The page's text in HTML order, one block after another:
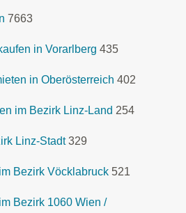
7663
in Vorarlberg 435
in Oberösterreich 402
im Bezirk Linz-Land 254
Linz-Stadt 329
Bezirk Vöcklabruck 521
Bezirk 1060 Wien /